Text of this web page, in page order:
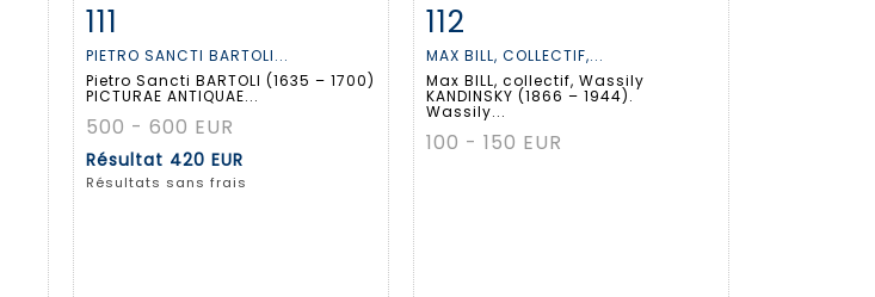
Fiche détaillée
111
PIETRO SANCTI BARTOLI...
Pietro Sancti BARTOLI (1635 – 1700)
PICTURAE ANTIQUAE...
500 - 600 EUR
Résultat 420 EUR
Résultats sans frais
Fiche détaillée
112
MAX BILL, COLLECTIF,...
Max BILL, collectif, Wassily
KANDINSKY (1866 – 1944).
Wassily...
100 - 150 EUR